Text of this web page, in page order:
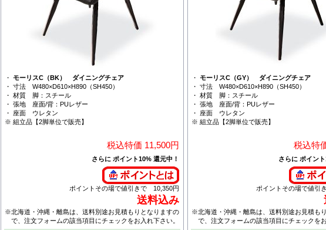
・ モーリスC（BK） ダイニングチェア
・ 寸法 W480×D610×H890（SH450）
・ 材質 脚：スチール
・ 張地 座面/背：PUレザー
・ 座面 ウレタン
※ 組立品【2脚単位で販売】
税込特価 11,500円
さらに ポイント10% 還元中！
ポイントその場で値引きで 10,350円
送料込み
※北海道・沖縄・離島は、送料別途お見積もりとなりますの
で、注文フォームの該当項目にチェックをお入れ下さい。
・ モーリスC（GY） ダイニングチェア
・ 寸法 W480×D610×H890（SH450）
・ 材質 脚：スチール
・ 張地 座面/背：PUレザー
・ 座面 ウレタン
※ 組立品【2脚単位で販売】
税込特
さらに ポイン
ポイントその場で値引
※北海道・沖縄・離島は、送料別途お見積も
で、注文フォームの該当項目にチェックを